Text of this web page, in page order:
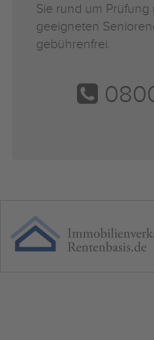
Sie rund um
geeigneten
gebührenfrei.